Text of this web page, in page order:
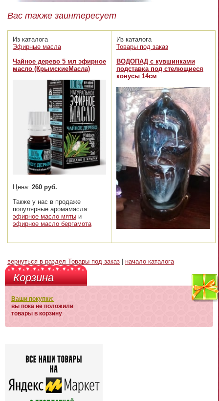
Вас также заинтересует
Из каталога
Эфирные масла
Чайное дерево 5 мл эфирное
масло (КрымскиеМасла)
Цена: 260 руб.
Также у нас в продаже
популярные аромамасла:
эфирное масло мяты и
эфирное масло бергамота
Из каталога
Товары под заказ
ВОДОПАД с кувшинками
подставка под стелющиеся
конусы 14см
вернуться в раздел Товары под заказ начало каталога
Корзина
Ваши покупки:
вы пока не положили
товары в корзину